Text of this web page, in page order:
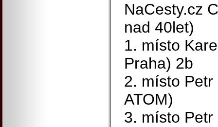
NaCesty.cz
nad 40let)
1. místo
Praha) 2b
2. místo Petr
ATOM)
3. místo Petr